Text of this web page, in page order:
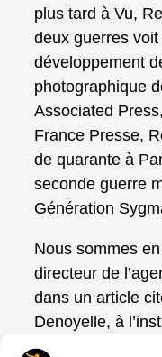
plus tard à Vu,
deux guerres
développement
photographique
Associated
France Presse,
de quarante à
seconde guerre
Génération
Nous sommes
directeur de
dans un article
Denoyelle, à
Keystone,